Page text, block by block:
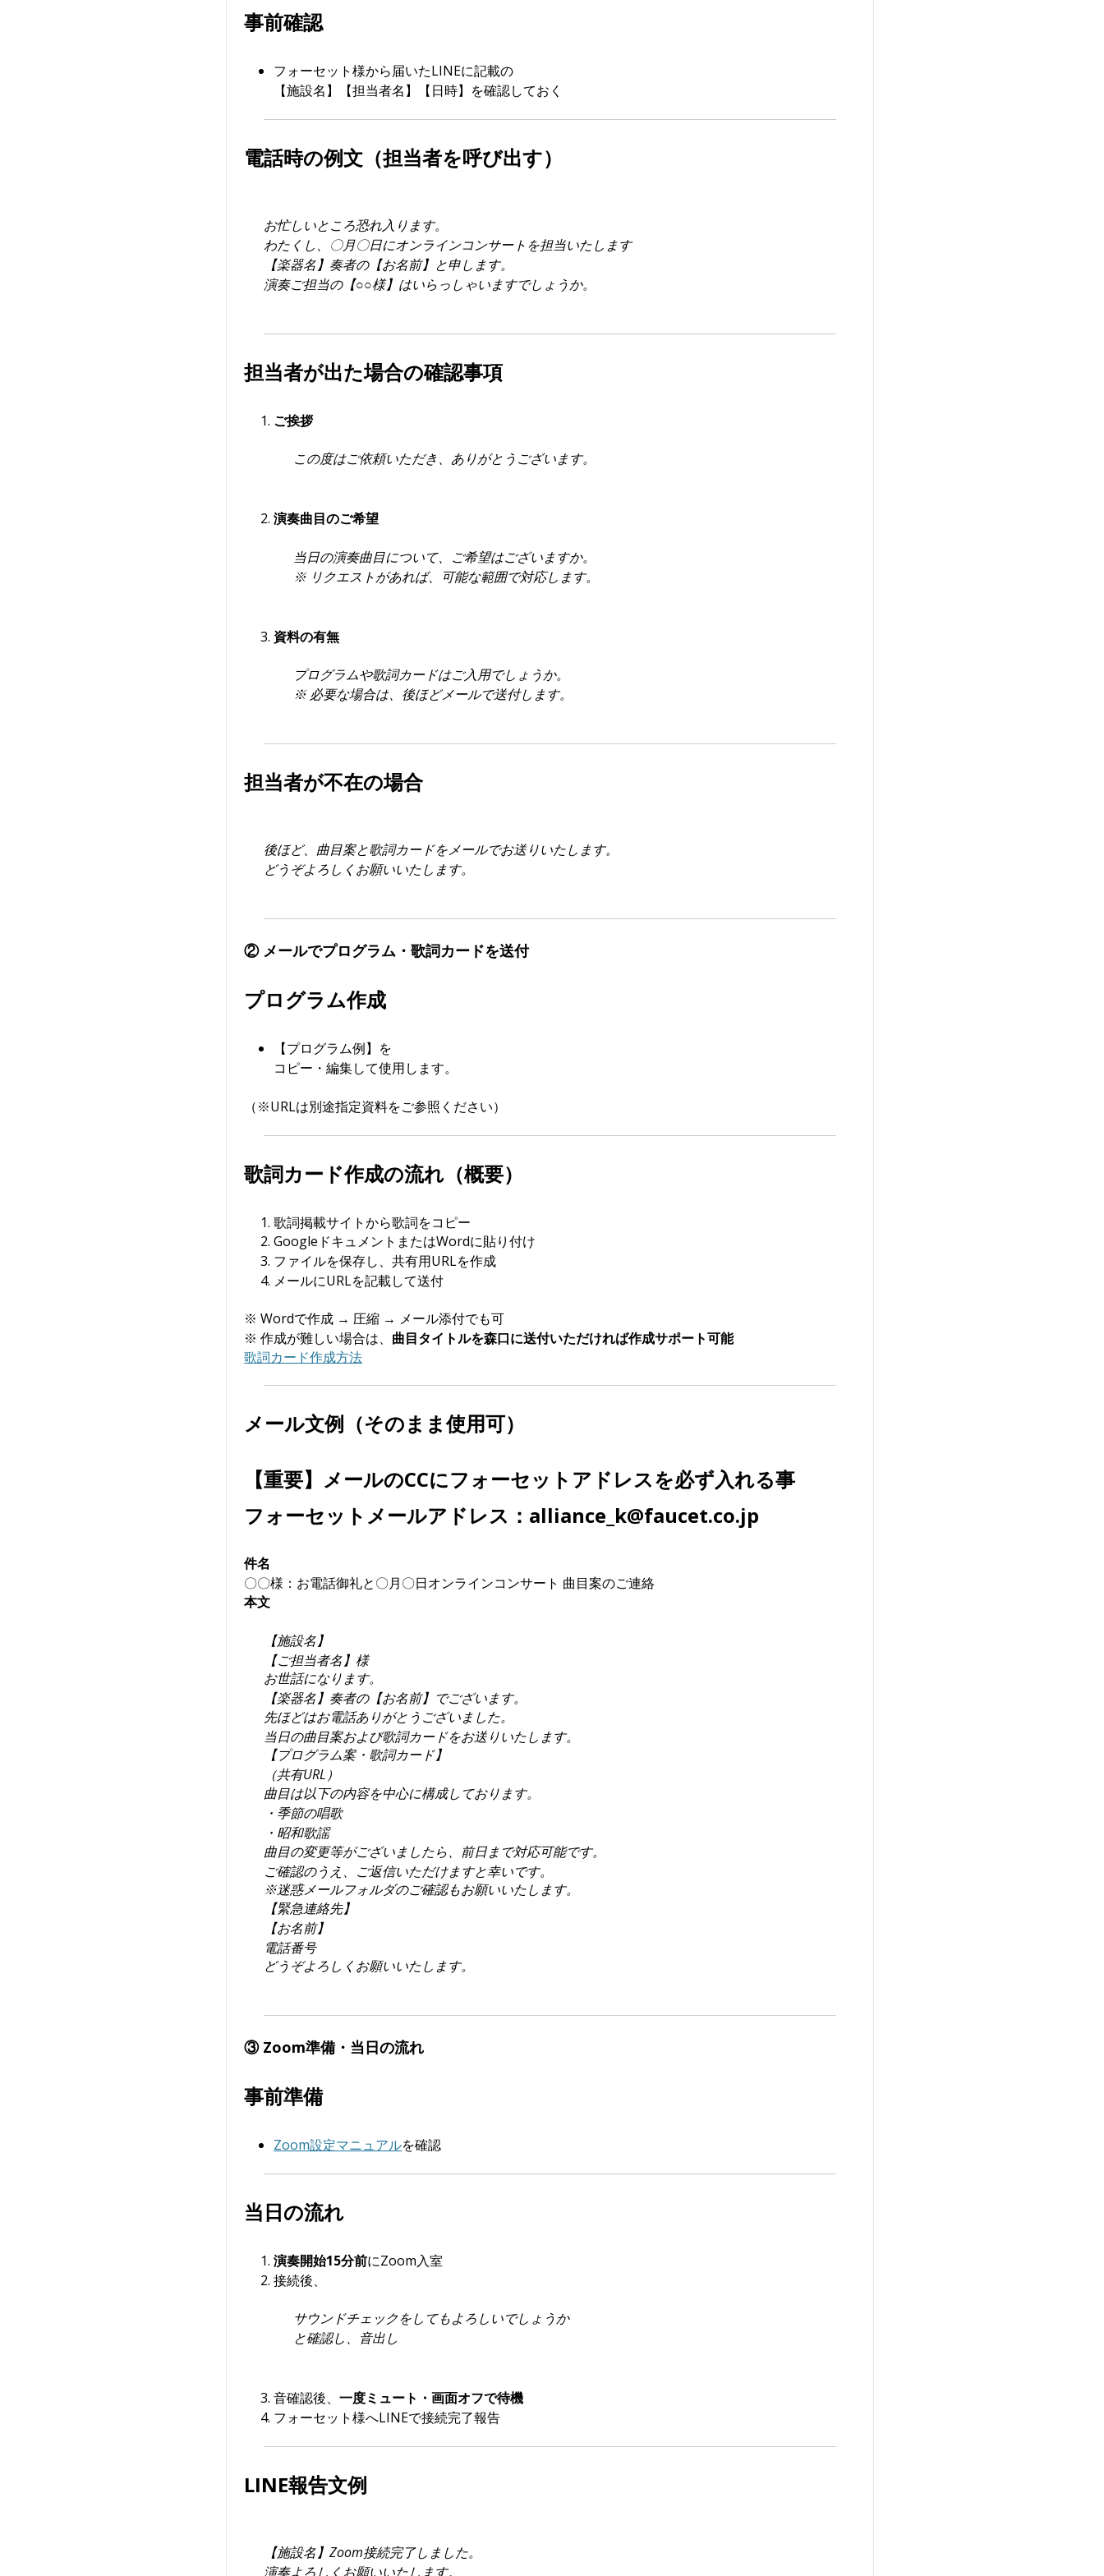
事前確認
フォーセット様から届いたLINEに記載の
【施設名】【担当者名】【日時】を確認しておく
電話時の例文（担当者を呼び出す）
お忙しいところ恐れ入ります。
わたくし、〇月〇日にオンラインコンサートを担当いたします
【楽器名】奏者の【お名前】と申します。
演奏ご担当の【○○様】はいらっしゃいますでしょうか。
担当者が出た場合の確認事項
ご挨拶
この度はご依頼いただき、ありがとうございます。
演奏曲目のご希望
当日の演奏曲目について、ご希望はございますか。
※ リクエストがあれば、可能な範囲で対応します。
資料の有無
プログラムや歌詞カードはご入用でしょうか。
※ 必要な場合は、後ほどメールで送付します。
担当者が不在の場合
後ほど、曲目案と歌詞カードをメールでお送りいたします。
どうぞよろしくお願いいたします。
② メールでプログラム・歌詞カードを送付
プログラム作成
【プログラム例】を
コピー・編集して使用します。
（※URLは別途指定資料をご参照ください）
歌詞カード作成の流れ（概要）
歌詞掲載サイトから歌詞をコピー
GoogleドキュメントまたはWordに貼り付け
ファイルを保存し、共有用URLを作成
メールにURLを記載して送付
※ Wordで作成 → 圧縮 → メール添付でも可
※ 作成が難しい場合は、 曲目タイトルを森口に送付いただければ作成サポート可能
歌詞カード作成方法
メール文例（そのまま使用可）
【重要】メールのCCにフォーセットアドレスを必ず入れる事
フォーセットメールアドレス：alliance_k@faucet.co.jp
件名
〇〇様：お電話御礼と〇月〇日オンラインコンサート 曲目案のご連絡
本文
【施設名】
【ご担当者名】様
お世話になります。
【楽器名】奏者の【お名前】でございます。
先ほどはお電話ありがとうございました。
当日の曲目案および歌詞カードをお送りいたします。
【プログラム案・歌詞カード】
（共有URL）
曲目は以下の内容を中心に構成しております。
・季節の唱歌
・昭和歌謡
曲目の変更等がございましたら、前日まで対応可能です。
ご確認のうえ、ご返信いただけますと幸いです。
※迷惑メールフォルダのご確認もお願いいたします。
【緊急連絡先】
【お名前】
電話番号
どうぞよろしくお願いいたします。
③ Zoom準備・当日の流れ
事前準備
Zoom設定マニュアルを確認
当日の流れ
演奏開始15分前にZoom入室
接続後、
サウンドチェックをしてもよろしいでしょうか
と確認し、音出し
音確認後、一度ミュート・画面オフで待機
フォーセット様へLINEで接続完了報告
LINE報告文例
【施設名】Zoom接続完了しました。
演奏よろしくお願いいたします。